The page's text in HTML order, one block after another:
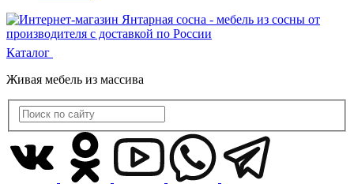
Каталог
Живая мебель из массива